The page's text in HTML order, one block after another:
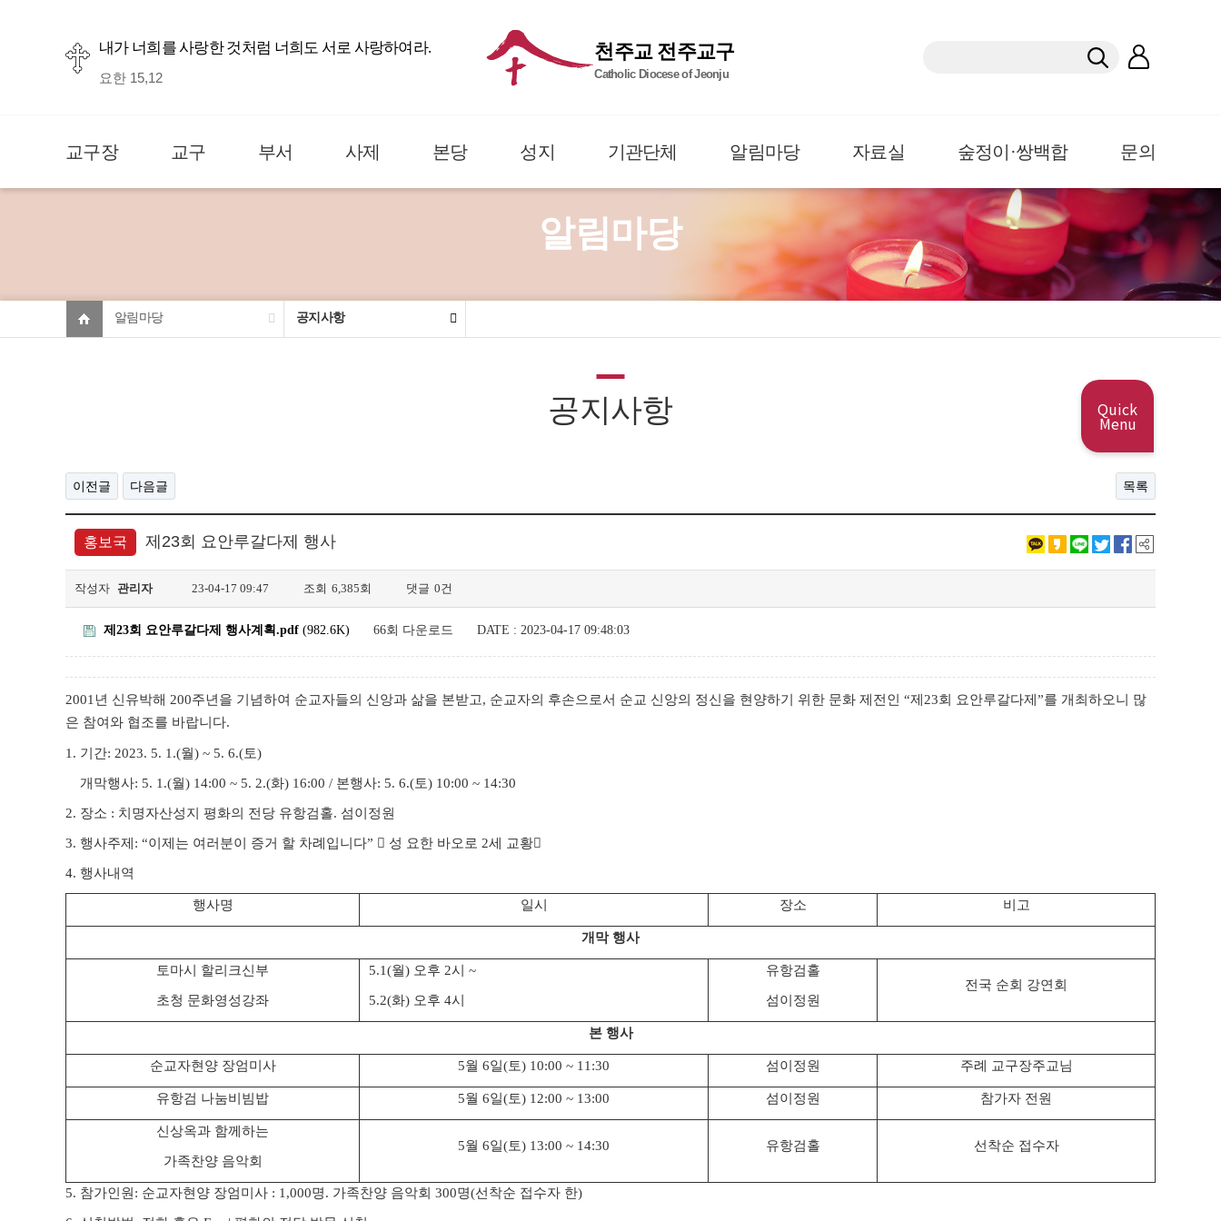
Quick
Menu
내가 너희를 사랑한 것처럼 너희도 서로 사랑하여라.
요한 15,12
천주교 전주교구
Catholic Diocese of Jeonju
교구장 교구 부서 사제 본당 성지 기관단체 알림마당 자료실 숲정이·쌍백합 문의
알림마당
알림마당 공지사항
공지사항
이전글 다음글 목록
홍보국 제23회 요안루갈다제 행사
작성자 관리자 23-04-17 09:47 조회 6,385회 댓글 0건
제23회 요안루갈다제 행사계획.pdf (982.6K) 66회 다운로드 DATE : 2023-04-17 09:48:03
2001 년 신유박해 200주년을 기념하여 순교자들의 신앙과 삶을 본받고, 순교자의 후손으로서 순교 신앙의 정신을 현양하기 위한 문화 제전인 “제 23회 요안루갈다제 ”를 개최하오니 많
은 참여와 협조를 바랍니다.
1. 기간: 2023. 5. 1.(월) ~ 5. 6.(토)
개막행사: 5. 1.(월) 14:00 ~ 5. 2.(화) 16:00 / 본행사: 5. 6.(토) 10:00 ~ 14:30
2. 장소 : 치명자산성지 평화의 전당 유항검홀. 섬이정원
3. 행사주제 : “이제는 여러분이 증거 할 차례입니다”  성 요한 바오로 2세 교황
4. 행사내역
행사명 일시 장소 비고
개막 행사
토마시 할리크신부
초청 문화영성강좌
5.1(월) 오후 2시 ~
5.2(화) 오후 4시
유항검홀
섬이정원
전국 순회 강연회
본 행사
순교자현양 장엄미사 5월 6일(토) 10:00 ~ 11:30 섬이정원 주례 교구장주교님
유항검 나눔비빔밥 5월 6일(토) 12:00 ~ 13:00 섬이정원 참가자 전원
신상옥과 함께하는
가족찬양 음악회
5월 6일(토) 13:00 ~ 14:30 유항검홀 선착순 접수자
5. 참가인원 : 순교자현양 장엄미사 : 1,000명. 가족찬양 음악회 300명(선착순 접수자 한)